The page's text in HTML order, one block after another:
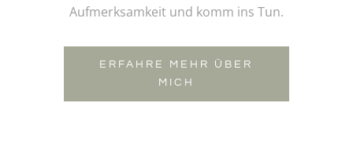
Aufmerksamkeit und komm ins Tun.
ERFAHRE MEHR ÜBER
MICH